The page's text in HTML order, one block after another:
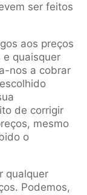
ser feitos
aos preços
e quaisquer
nos a cobrar
de corrigir
mesmo
o
qualquer
Podemos,